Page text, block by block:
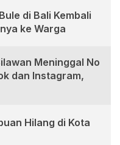
di Bali Kembali
ke Warga
Meninggal No
dan Instagram,
Hilang di Kota